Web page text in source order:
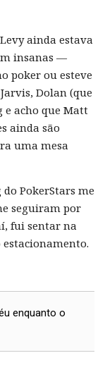
ainda estava
insanas —
poker ou esteve
Dolan (que
e acho que Matt
ainda são
uma mesa
PokerStars me
seguiram por
fui sentar na
estacionamento.
enquanto o